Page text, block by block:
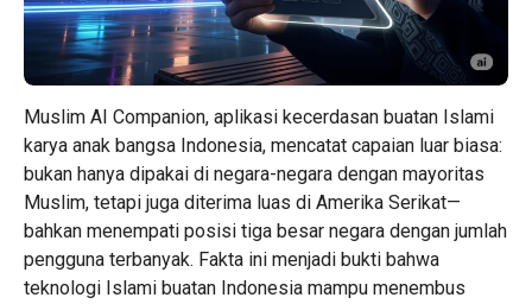
Muslim AI Companion, aplikasi kecerdasan buatan Islami
karya anak bangsa Indonesia, mencatat capaian luar biasa:
bukan hanya dipakai di negara-negara dengan mayoritas
Muslim, tetapi juga diterima luas di Amerika Serikat—
bahkan menempati posisi tiga besar negara dengan jumlah
pengguna terbanyak. Fakta ini menjadi bukti bahwa
teknologi Islami buatan Indonesia mampu menembus